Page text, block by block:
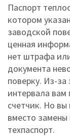
Паспорт
котором
заводской
ценная
нет штрафа
документа
поверку. Из-
интервала вам
счетчик. Но
вместо замены
техпаспорт.